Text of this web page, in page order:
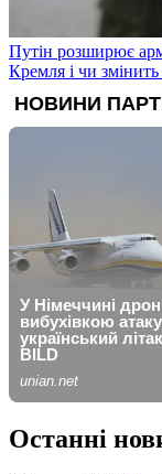
Путін розширює
Кремля і чи
Останні